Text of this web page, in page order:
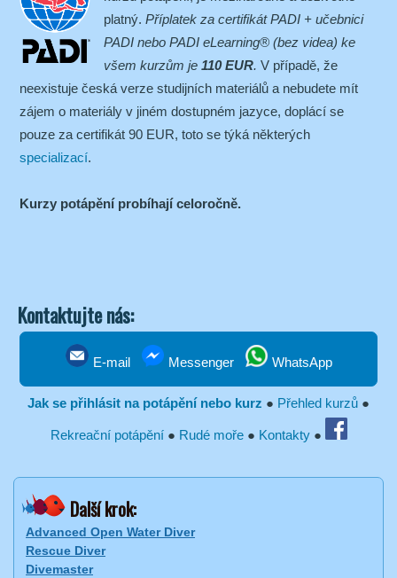
platný. Příplatek za certifikát PADI + učebnici
PADI nebo PADI eLearning® (bez videa) ke
všem kurzům je 110 EUR. V případě, že
neexistuje česká verze studijních materiálů a nebudete mít
zájem o materiály v jiném dostupném jazyce, doplácí se
pouze za certifikát 90 EUR, toto se týká některých
specializací.
Kurzy potápění probíhají celoročně.
Kontaktujte nás:
E-mail Messenger WhatsApp
Jak se přihlásit na potápění nebo kurz ● Přehled kurzů ●
Rekreační potápění● Rudé moře● Kontakty●
Další krok:
Advanced Open Water Diver
Rescue Diver
Divemaster